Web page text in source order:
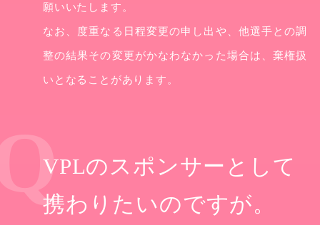
願いいたします。
なお、度重なる日程変更の申し出や、他選手との調
整の結果その変更がかなわなかった場合は、棄権扱
いとなることがあります。
VPLのスポンサーとして
携わりたいのですが。